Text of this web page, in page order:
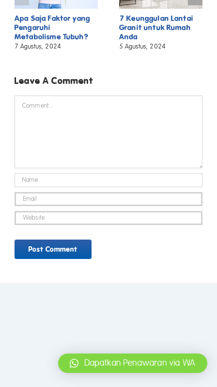
Apa Saja Faktor yang
Pengaruhi
Metabolisme Tubuh?
7 Agustus, 2024
7 Keunggulan Lantai
Granit untuk Rumah
Anda
5 Agustus, 2024
Leave A Comment
Dapatkan Penawaran via WA